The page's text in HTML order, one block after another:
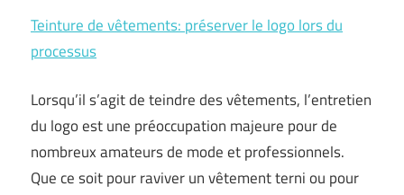
Teinture de vêtements: préserver le logo lors du
processus
Lorsqu’il s’agit de teindre des vêtements, l’entretien
du logo est une préoccupation majeure pour de
nombreux amateurs de mode et professionnels.
Que ce soit pour raviver un vêtement terni ou pour